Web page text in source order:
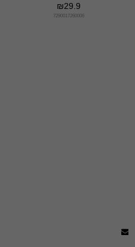
₪29.9
7290017260006